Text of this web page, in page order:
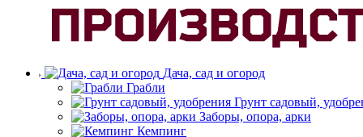
Дача, сад и огород
Грабли
Грунт садовый,
Заборы, опора, арки
Кемпинг